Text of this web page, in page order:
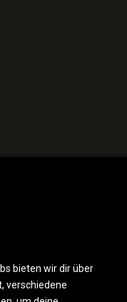
bieten wir dir über
verschiedene